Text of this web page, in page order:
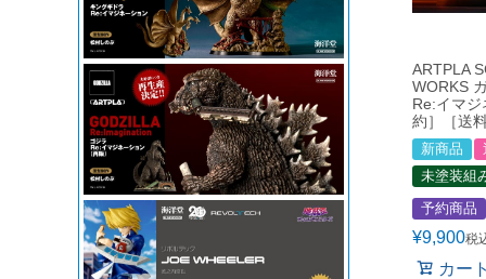
ARTPLA
WORKS
Re:イマ
約］［送
新商品
未塗装組
予約商品
¥9,900税
カー